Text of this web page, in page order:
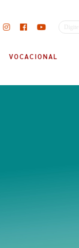
VOCACIONAL